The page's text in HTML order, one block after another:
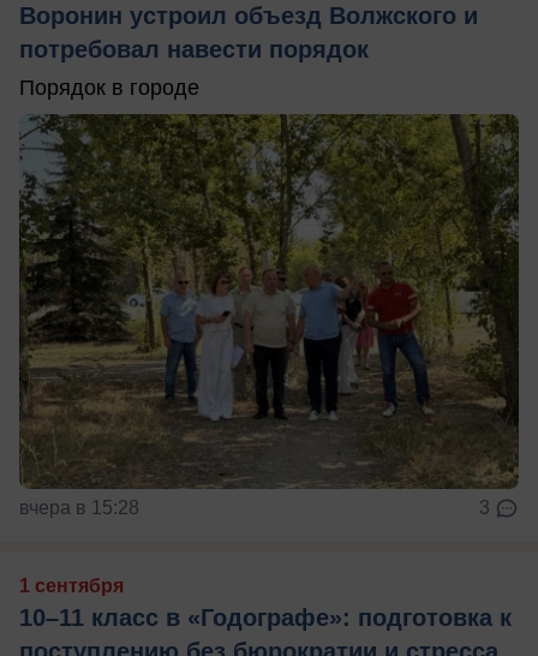
Воронин устроил объезд Волжского и
потребовал навести порядок
Порядок в городе
вчера в 15:28 3
1 сентября
10–11 класс в «Годографе»: подготовка к